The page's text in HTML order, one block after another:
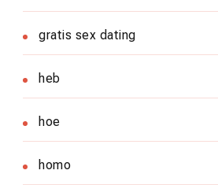
gratis sex dating
heb
hoe
homo